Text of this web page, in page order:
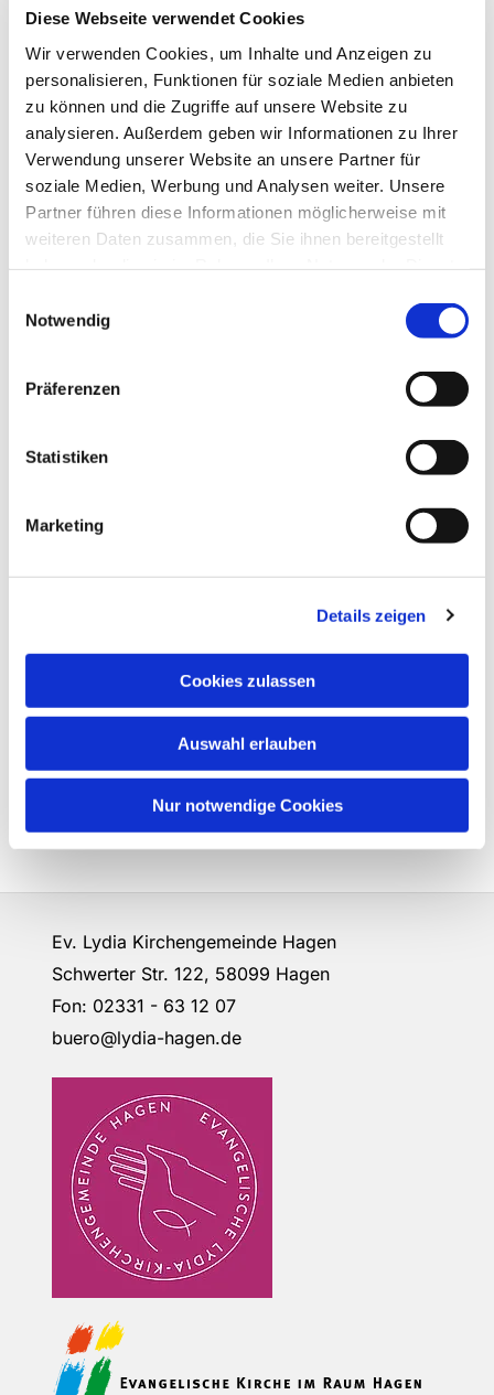
Diese Webseite verwendet Cookies
Wir verwenden Cookies, um Inhalte und Anzeigen zu
personalisieren, Funktionen für soziale Medien anbieten
zu können und die Zugriffe auf unsere Website zu
analysieren. Außerdem geben wir Informationen zu Ihrer
Verwendung unserer Website an unsere Partner für
soziale Medien, Werbung und Analysen weiter. Unsere
Partner führen diese Informationen möglicherweise mit
weiteren Daten zusammen, die Sie ihnen bereitgestellt
Notwendig
Präferenzen
Statistiken
Marketing
Details zeigen
Cookies zulassen
Auswahl erlauben
Nur notwendige Cookies
Dies könnte Sie auch
interessieren
Ev. Lydia Kirchengemeinde Hagen
Schwerter Str. 122, 58099 Hagen
Fon: 02331 - 63 12 07
buero@lydia-hagen.de